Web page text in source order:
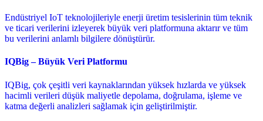
Endüstriyel IoT teknolojileriyle enerji üretim tesislerinin tüm teknik
ve ticari verilerini izleyerek büyük veri platformuna aktarır ve tüm
bu verilerini anlamlı bilgilere dönüştürür.
IQBig – Büyük Veri Platformu
IQBig, çok çeşitli veri kaynaklarından yüksek hızlarda ve yüksek
hacimli verileri düşük maliyetle depolama, doğrulama, işleme ve
katma değerli analizleri sağlamak için geliştirilmiştir.